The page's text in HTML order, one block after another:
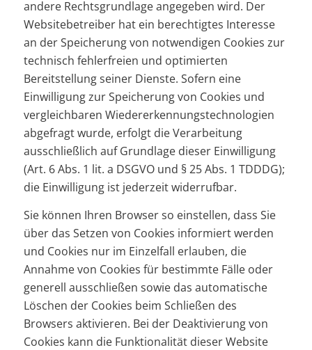
andere Rechtsgrundlage angegeben wird. Der
Websitebetreiber hat ein berechtigtes Interesse
an der Speicherung von notwendigen Cookies zur
technisch fehlerfreien und optimierten
Bereitstellung seiner Dienste. Sofern eine
Einwilligung zur Speicherung von Cookies und
vergleichbaren Wiedererkennungstechnologien
abgefragt wurde, erfolgt die Verarbeitung
ausschließlich auf Grundlage dieser Einwilligung
(Art. 6 Abs. 1 lit. a DSGVO und § 25 Abs. 1 TDDDG);
die Einwilligung ist jederzeit widerrufbar.
Sie können Ihren Browser so einstellen, dass Sie
über das Setzen von Cookies informiert werden
und Cookies nur im Einzelfall erlauben, die
Annahme von Cookies für bestimmte Fälle oder
generell ausschließen sowie das automatische
Löschen der Cookies beim Schließen des
Browsers aktivieren. Bei der Deaktivierung von
Cookies kann die Funktionalität dieser Website